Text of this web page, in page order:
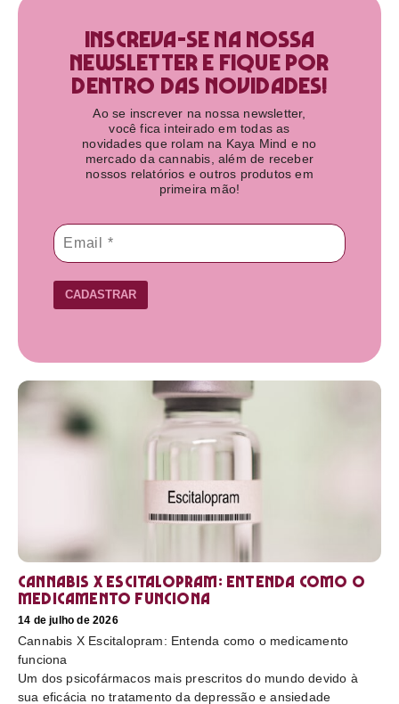
Inscreva-se na nossa
newsletter e fique por
dentro das novidades!​
Ao se inscrever na nossa newsletter,
você fica inteirado em todas as
novidades que rolam na Kaya Mind e no
mercado da cannabis, além de receber
nossos relatórios e outros produtos em
primeira mão!
CADASTRAR
Cannabis X Escitalopram: Entenda como o
medicamento funciona
14 de julho de 2026
Cannabis X Escitalopram: Entenda como o medicamento
funciona
Um dos psicofármacos mais prescritos do mundo devido à
sua eficácia no tratamento da depressão e ansiedade